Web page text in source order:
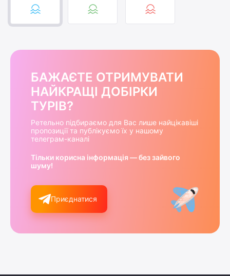
БАЖАЄТЕ ОТРИМУВАТИ
НАЙКРАЩІ ДОБІРКИ
ТУРІВ?
Ретельно підбираємо для Вас лише найцікавіші
пропозиції та публікуємо їх у нашому
телеграм-каналі
Тільки корисна інформація — без зайвого
шуму!
Приєднатися